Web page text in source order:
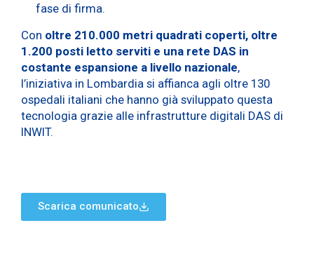
fase di firma.
Con oltre 210.000 metri quadrati coperti, oltre
1.200 posti letto serviti e una rete DAS in
costante espansione a livello nazionale,
l’iniziativa in Lombardia si affianca agli oltre 130
ospedali italiani che hanno già sviluppato questa
tecnologia grazie alle infrastrutture digitali DAS di
INWIT.
Scarica comunicato